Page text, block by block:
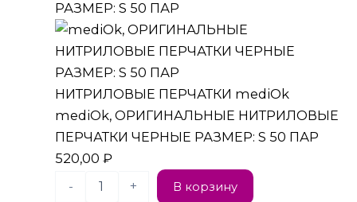
НИТРИЛОВЫЕ ПЕРЧАТКИ mediOk
mediOk, ОРИГИНАЛЬНЫЕ НИТРИЛОВЫЕ
ПЕРЧАТКИ ЧЕРНЫЕ РАЗМЕР: S 50 ПАР
520,00₽
-
+ В корзину